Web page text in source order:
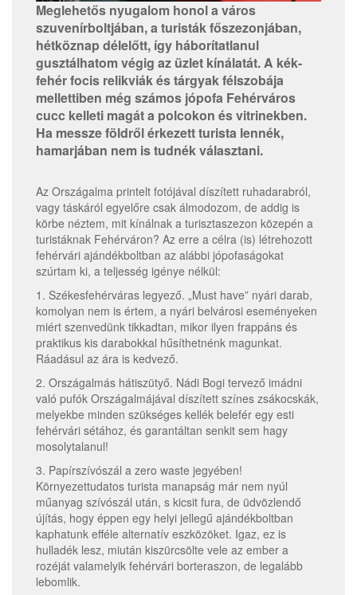
Meglehetős nyugalom honol a város
szuvenírboltjában, a turisták főszezonjában,
hétköznap délelőtt, így háborítatlanul
gusztálhatom végig az üzlet kínálatát. A kék-
fehér focis relikviák és tárgyak félszobája
mellettiben még számos jópofa Fehérváros
cucc kelleti magát a polcokon és vitrinekben.
Ha messze földről érkezett turista lennék,
hamarjában nem is tudnék választani.
Az Országalma printelt fotójával díszített ruhadarabról,
vagy táskáról egyelőre csak álmodozom, de addig is
körbe néztem, mit kínálnak a turisztaszezon közepén a
turistáknak Fehérváron? Az erre a célra (is) létrehozott
fehérvári ajándékboltban az alábbi jópofaságokat
szúrtam ki, a teljesség igénye nélkül:
1. Székesfehérváras legyező. „Must have” nyári darab,
komolyan nem is értem, a nyári belvárosi eseményeken
miért szenvedünk tikkadtan, mikor ilyen frappáns és
praktikus kis darabokkal hűsíthetnénk magunkat.
Ráadásul az ára is kedvező.
2. Országalmás hátiszütyő. Nádi Bogi tervező imádni
való pufók Országalmájával díszített színes zsákocskák,
melyekbe minden szükséges kellék belefér egy esti
fehérvári sétához, és garantáltan senkit sem hagy
mosolytalanul!
3. Papírszívószál a zero waste jegyében!
Környezettudatos turista manapság már nem nyúl
műanyag szívószál után, s kicsit fura, de üdvözlendő
újítás, hogy éppen egy helyi jellegű ajándékboltban
kaphatunk efféle alternatív eszközöket. Igaz, ez is
hulladék lesz, miután kiszürcsölte vele az ember a
rozéját valamelyik fehérvári borteraszon, de legalább
lebomlik.